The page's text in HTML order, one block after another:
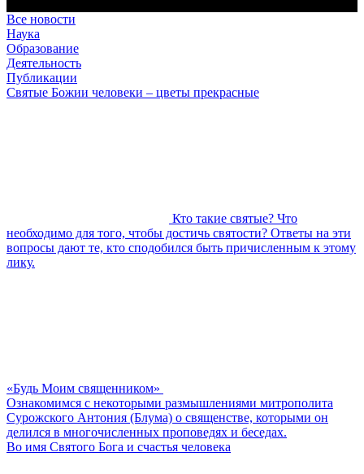
Все новости
Наука
Образование
Деятельность
Публикации
Святые Божии человеки – цветы прекрасные
Кто такие святые? Что
необходимо для того, чтобы достичь святости? Ответы на эти
вопросы дают те, кто сподобился быть причисленным к этому
лику.
«Будь Моим священником»
Ознакомимся с некоторыми размышлениями митрополита
Сурожского Антония (Блума) о священстве, которыми он
делился в многочисленных проповедях и беседах.
Во имя Святого Бога и счастья человека